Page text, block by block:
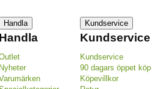
Handla
Handla
Nyheter
Kundservice
Kundservice
Kundservice
90 dagars öppet köp
Köpevillkor